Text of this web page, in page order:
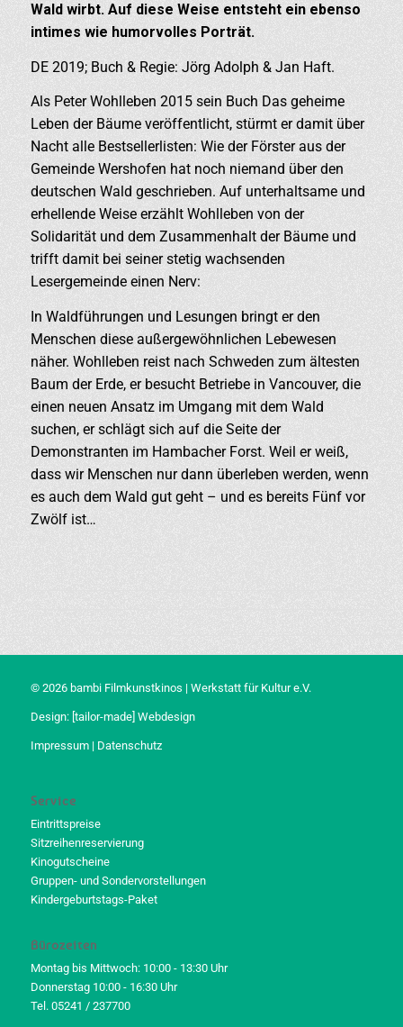
Wald wirbt. Auf diese Weise entsteht ein ebenso
intimes wie humorvolles Porträt.
DE 2019; Buch & Regie: Jörg Adolph & Jan Haft.
Als Peter Wohlleben 2015 sein Buch Das geheime
Leben der Bäume veröffentlicht, stürmt er damit über
Nacht alle Bestsellerlisten: Wie der Förster aus der
Gemeinde Wershofen hat noch niemand über den
deutschen Wald geschrieben. Auf unterhaltsame und
erhellende Weise erzählt Wohlleben von der
Solidarität und dem Zusammenhalt der Bäume und
trifft damit bei seiner stetig wachsenden
Lesergemeinde einen Nerv:
In Waldführungen und Lesungen bringt er den
Menschen diese außergewöhnlichen Lebewesen
näher. Wohlleben reist nach Schweden zum ältesten
Baum der Erde, er besucht Betriebe in Vancouver, die
einen neuen Ansatz im Umgang mit dem Wald
suchen, er schlägt sich auf die Seite der
Demonstranten im Hambacher Forst. Weil er weiß,
dass wir Menschen nur dann überleben werden, wenn
es auch dem Wald gut geht – und es bereits Fünf vor
Zwölf ist…
© 2026 bambi Filmkunstkinos | Werkstatt für Kultur e.V.
Design: [tailor-made] Webdesign
Impressum| Datenschutz
Service
Eintrittspreise
Sitzreihenreservierung
Kinogutscheine
Gruppen- und Sondervorstellungen
Kindergeburtstags-Paket
Bürozeiten
Montag bis Mittwoch: 10:00 - 13:30 Uhr
Donnerstag 10:00 - 16:30 Uhr
Tel. 05241 / 237700